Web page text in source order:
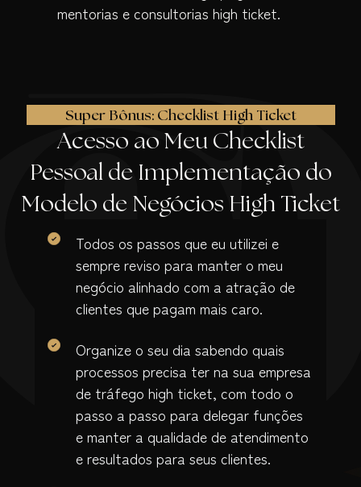
mentorias e consultorias high ticket.
Super Bônus: Checklist High Ticket
Acesso ao Meu Checklist
Pessoal de Implementação do
Modelo de Negócios High Ticket
Todos os passos que eu utilizei e
sempre reviso para manter o meu
negócio alinhado com a atração de
clientes que pagam mais caro.
Organize o seu dia sabendo quais
processos precisa ter na sua empresa
de tráfego high ticket, com todo o
passo a passo para delegar funções
e manter a qualidade de atendimento
e resultados para seus clientes.